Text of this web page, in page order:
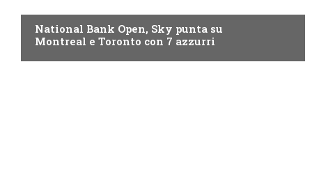
National Bank Open, Sky punta su
Montreal e Toronto con 7 azzurri